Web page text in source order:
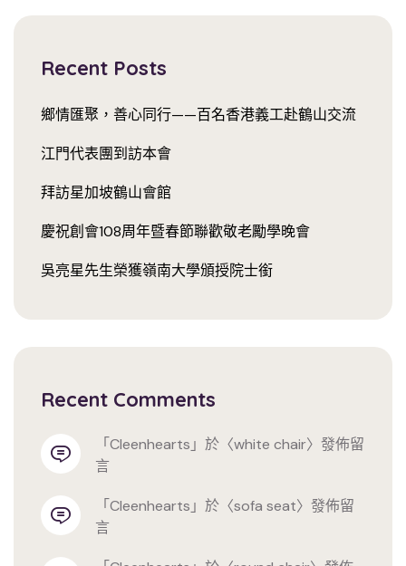
Recent Posts
鄉情匯聚，善心同行——百名香港義工赴鶴山交流
江門代表團到訪本會
拜訪星加坡鶴山會館
慶祝創會108周年暨春節聯歡敬老勵學晚會
吳亮星先生榮獲嶺南大學頒授院士銜
Recent Comments
「 cleenhearts 」於〈white chair〉發佈留
言
「 cleenhearts 」於〈sofa seat〉發佈留
言